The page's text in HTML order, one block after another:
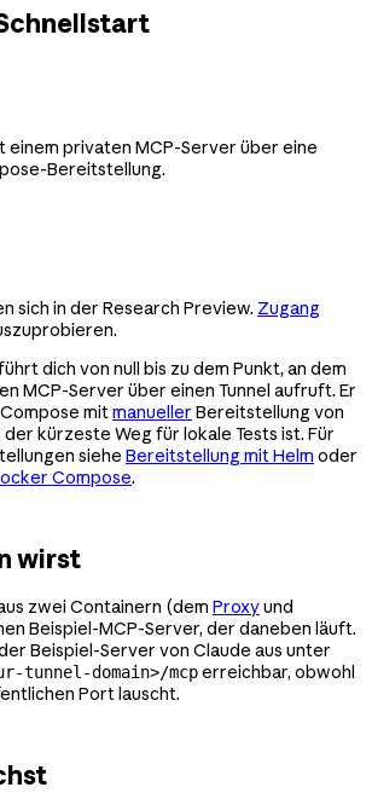
einem privaten MCP-Server über eine
Bereitstellung.
sich in der Research Preview. Zugang
dich von null bis zu dem Punkt, an dem
MCP-Server über einen Tunnel aufruft. Er
mitmanueller Bereitstellung von
kürzeste Weg für lokale Tests ist. Für
siehe Bereitstellung mit Helm oder
Compose.
wirst
zwei Containern (dem Proxyund
Beispiel-MCP-Server, der daneben läuft.
Beispiel-Server von Claude aus unter
tunnel-domain>/mcperreichbar, obwohl
Port lauscht.